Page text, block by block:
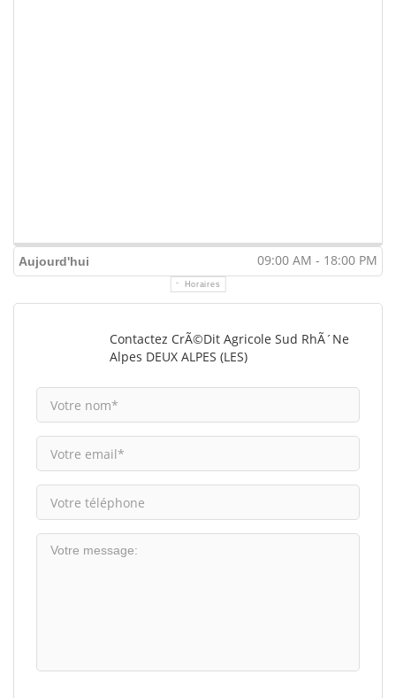
Aujourd'hui 09:00 AM - 18:00 PM
Horaires
Contactez CrÃ©dit Agricole Sud RhÃ´ne
Alpes DEUX ALPES (LES)